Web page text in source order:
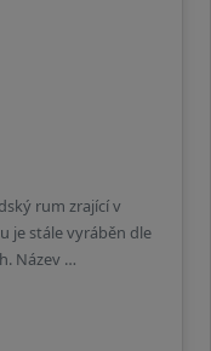
rum zrající v
je stále vyráběn dle
Název …